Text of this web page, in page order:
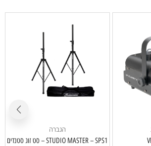
הגברה
STUDIO MASTER – SPS1 – סט זוג סטנדים